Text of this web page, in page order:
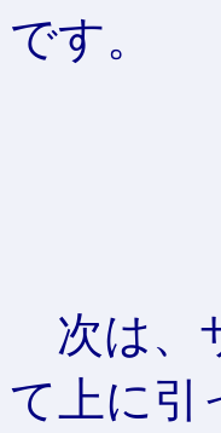
です。
次は、
て上に引